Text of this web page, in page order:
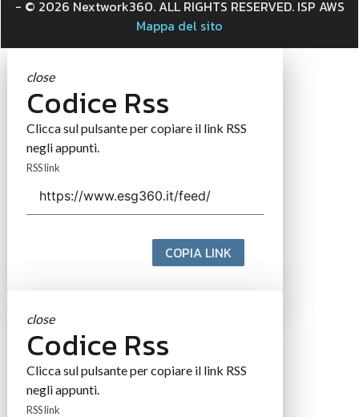
- © 2026 Nextwork360. ALL RIGHTS RESERVED. ISP AWS
Mappa del sito
close
Codice Rss
Clicca sul pulsante per copiare il link RSS
negli appunti.
RSS link
COPIA LINK
close
Codice Rss
Clicca sul pulsante per copiare il link RSS
negli appunti.
RSS link